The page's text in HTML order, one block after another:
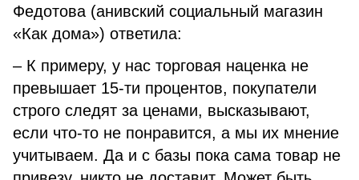
Федотова (анивский социальный магазин
«Как дома») ответила:
– К примеру, у нас торговая наценка не
превышает 15-ти процентов, покупатели
строго следят за ценами, высказывают,
если что-то не понравится, а мы их мнение
учитываем. Да и с базы пока сама товар не